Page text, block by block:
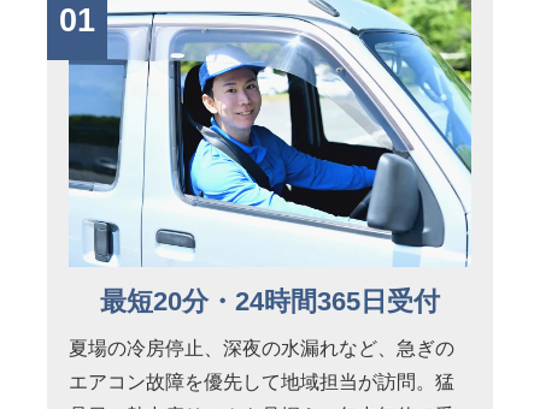
01
最短20分・24時間365日受付
夏場の冷房停止、深夜の水漏れなど、急ぎの
エアコン故障を優先して地域担当が訪問。猛